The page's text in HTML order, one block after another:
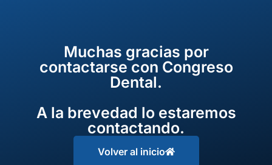
Muchas gracias por
contactarse con Congreso
Dental.
A la brevedad lo estaremos
contactando.
Volver al inicio